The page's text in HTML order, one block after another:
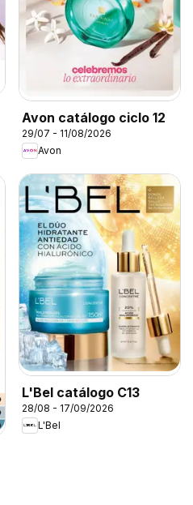
Avon catálogo ciclo 12
29/07 - 11/08/2026
Avon
L'Bel catálogo C13
28/08 - 17/09/2026
L'Bel